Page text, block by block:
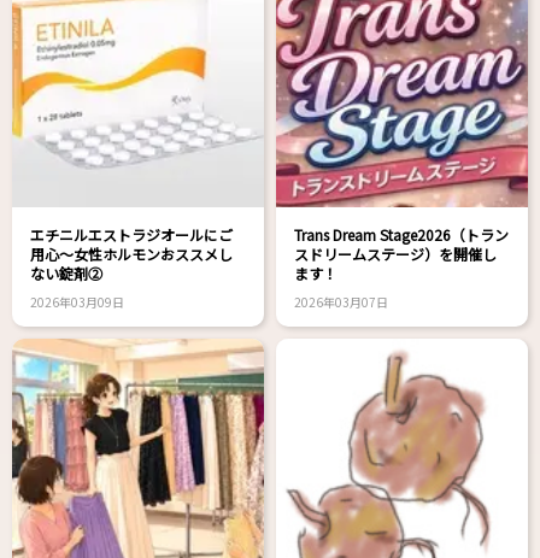
エチニルエストラジオールにご
用心～女性ホルモンおススメし
ない錠剤②
2026年03月09日
Trans Dream Stage2026（トラン
スドリームステージ）を開催し
ます！
2026年03月07日